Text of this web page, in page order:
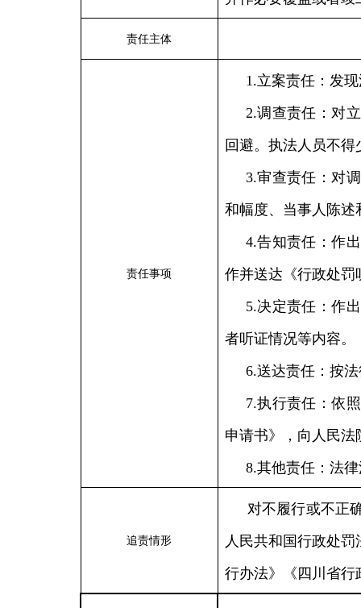
责任主体
责任事项
1.立案责任：发
2.调查责任：对
回避。执法人员不
3.审查责任：对
和幅度、当事人陈述
4.告知责任：作
作并送达《行政处罚
5.决定责任：作
者听证情况等内容。
6.送达责任：按
7.执行责任：依
申请书》，向人民法
8.其他责任：法
追责情形
对不履行或不正
人民共和国行政处
行办法》《四川省行